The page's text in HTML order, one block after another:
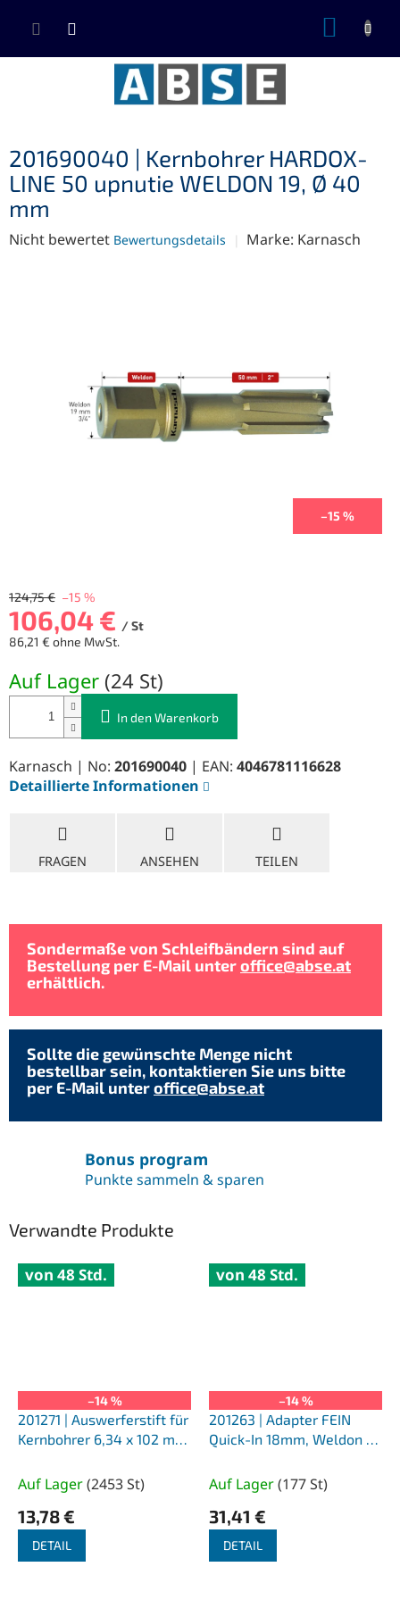
Inhalt
201690040 | Kernbohrer HARDOX-
LINE 50 upnutie WELDON 19, Ø 40
mm
Die
Nicht bewertet Bewertungsdetails Marke: Karnasch
–15 %
124,75 € –15 %
106,04 € / St
86,21 € ohne MwSt.
Auf Lager (24 St)
In den Warenkorb
Karnasch | No: 201690040 | EAN: 4046781116628
Detaillierte Informationen
FRAGEN ANSEHEN TEILEN
Sondermaße von Schleifbändern sind auf
Bestellung per E-Mail unteroffice@abse.at
erhältlich.
Sollte die gewünschte Menge nicht
bestellbar sein, kontaktieren Sie uns bitte
per E-Mail unteroffice@abse.at
Bonus program
Punkte sammeln & sparen
Verwandte Produkte
von 48 Std.
–14 %
201271 | Auswerferstift für
Kernbohrer 6,34 x 102 mm,
Auf Lager(2453 St)
13,78 €
DETAIL
von 48 Std.
–14 %
201263 | Adapter FEIN
Quick-In 18mm, Weldon +
Inch; Bohrung 6,34mm
Auf Lager(177 St)
31,41 €
DETAIL